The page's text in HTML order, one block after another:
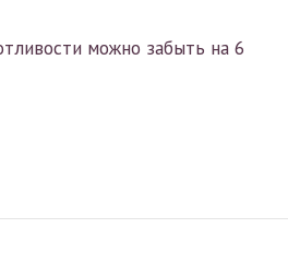
можно забыть на 6